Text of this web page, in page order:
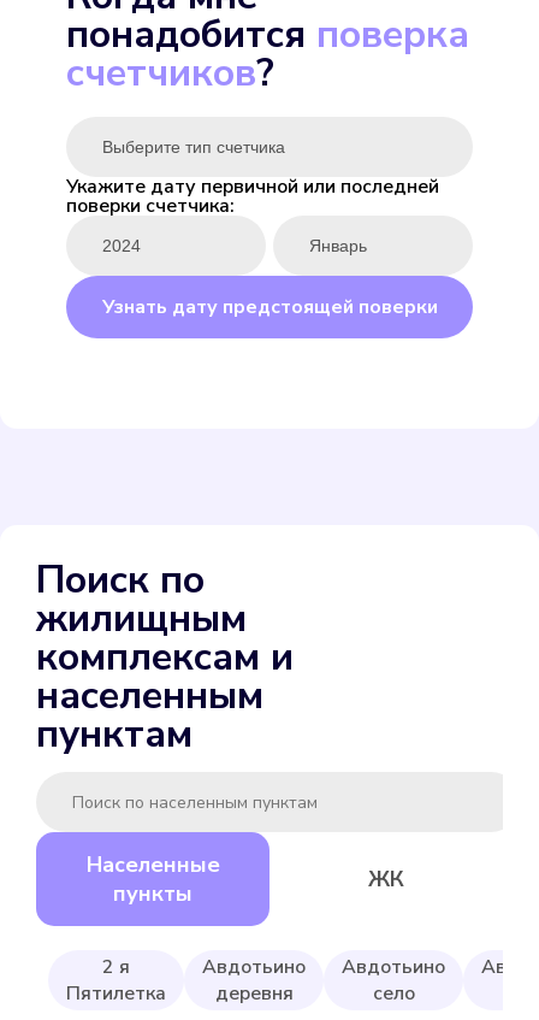
Выбрать
ENBRA для горячей
Выбрать
Выбрать
Gerrida СВК-15ГМИ-80
Выбрать
понадобится поверка
счетчиков?
Укажите дату первичной или последней
поверки счетчика:
Узнать дату предстоящей поверки
Поиск по
жилищным
комплексам и
населенным
пунктам
Населенные
пункты
ЖК
2 я
Пятилетка
Авдотьино
деревня
Авдотьино
село